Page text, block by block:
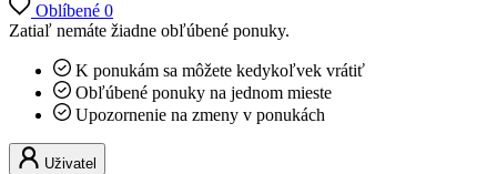
Oblíbené 0
Zatiaľ nemáte žiadne obľúbené ponuky.
K ponukám sa môžete kedykoľvek vrátiť
Obľúbené ponuky na jednom mieste
Upozornenie na zmeny v ponukách
Uživatel